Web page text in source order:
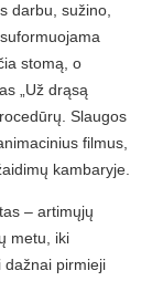
darbu, sužino,
stomą, o
„Už drąsą
Slaugos
filmus,
kambaryje.
– artimųjų
metu, iki
dažnai pirmieji